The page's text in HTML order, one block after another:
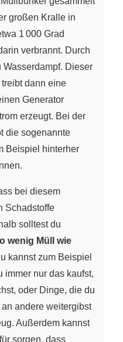
großen Kralle in
1 000 Grad
verbrannt. Durch
Dieser
dann eine
Generator
erzeugt. Bei der
die sogenannte
Beispiel hinterher
bei diesem
Schadstoffe
solltest du
wenig Müll wie
kannst zum Beispiel
immer nur das kaufst,
oder Dinge, die du
andere weitergibst
Außerdem kannst
sorgen, dass